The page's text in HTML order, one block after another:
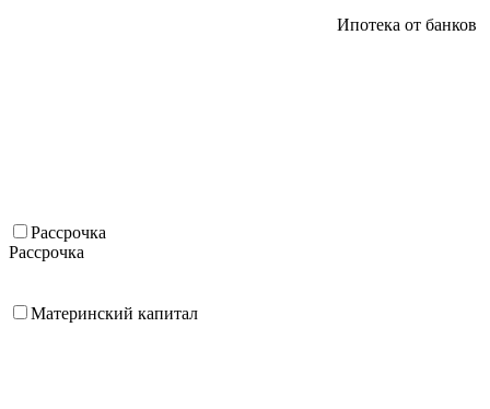
Ипотека от банков
Рассрочка
Рассрочка
Материнский капитал